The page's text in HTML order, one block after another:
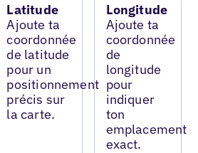
Latitude
Ajoute ta
coordonnée
de latitude
pour un
positionnement
précis sur
la carte.
Longitude
Ajoute ta
coordonnée
de
longitude
pour
indiquer
ton
emplacement
exact.